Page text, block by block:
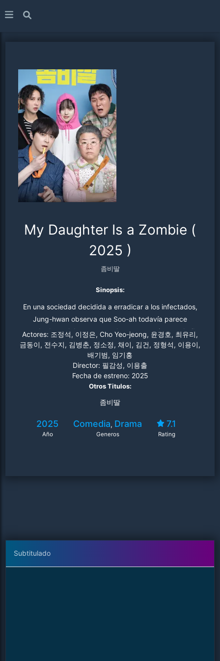
My Daughter Is a Zombie (
2025 )
좀비딸
Sinopsis:
En una sociedad decidida a erradicar a los infectados,
Jung-hwan observa que Soo-ah todavía parece
entender las palabras, responde a sus canciones y bailes
favoritos, e incluso se estremece cuando la abuela Bam-
soon la regaña con su bastón rascador. Negándose a
renunciar a su hija, Jung-hwan recurre a sus años de
experiencia en el entrenamiento de animales y emprende
Actores: 조정석, 이정은, Cho Yeo-jeong, 윤경호, 최유리,
금동이, 전수지, 김병춘, 정소정, 채이, 김건, 정형석, 이용이,
배기범, 임기홍
Director: 필감성, 이용출
Fecha de estreno: 2025
Otros Titulos:
좀비딸
2025
Año
Comedia, Drama
Generos
7.1
Rating
Subtitulado